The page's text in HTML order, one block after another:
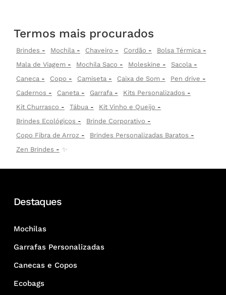
Termos mais procurados
Brindes Mochila Chaveiro Cordão
Bolsa Térmica
Mala de Viagem
Mochila Saco Moleskine
Sacola
Caneca
Copo Camiseta Caixa de Som
Pen drive
Cadernos
Caneta Garrafa
Kits Personalizados
Kit Churrasco
Tábua
Kit Vinho e Queijo
Brindes Ecológicos
Brinde Corporativo
Copo Fibra de Arroz
Brindes Personalizadas Baratos
Zen Brindes
✨
Destaques
Mochilas
Garrafas Personalizadas
Canecas e Copos
Ecobags